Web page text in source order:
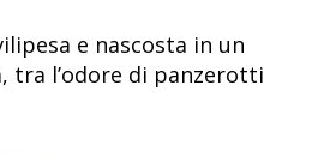
e nascosta in un
tra l’odore di panzerotti